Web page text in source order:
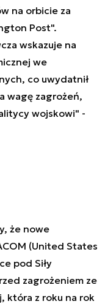
na orbicie za
Post".
wskazuje na
we
co uwydatnił
wagę zagrożeń,
wojskowi" -
że nowe
(United States
pod Siły
zagrożeniem ze
która z roku na rok